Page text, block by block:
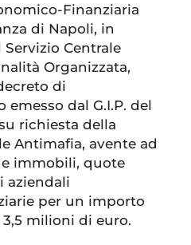
Finanziaria
di Napoli, in
Centrale
Organizzata,
di
dal G.I.P. del
richiesta della
Antimafia, avente ad
immobili, quote
aziendali
per un importo
milioni di euro.